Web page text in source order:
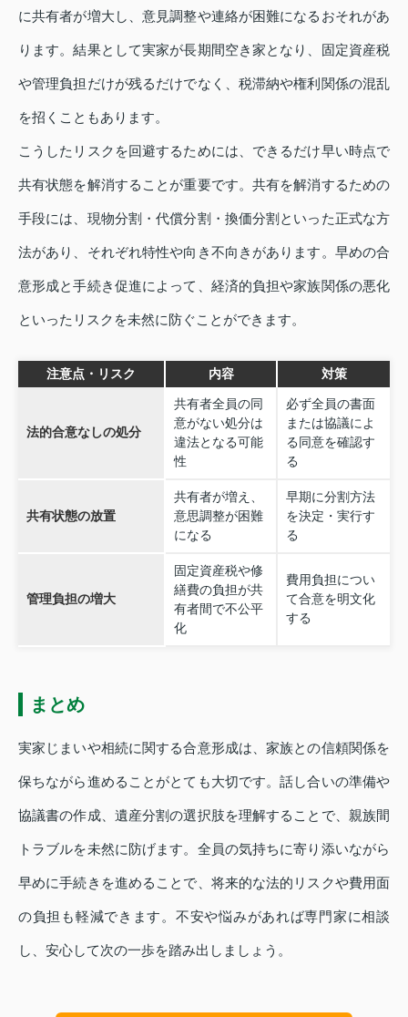
に共有者が増大し、意見調整や連絡が困難になるおそれがあ
ります。結果として実家が長期間空き家となり、固定資産税
や管理負担だけが残るだけでなく、税滞納や権利関係の混乱
を招くこともあります。
こうしたリスクを回避するためには、できるだけ早い時点で
共有状態を解消することが重要です。共有を解消するための
手段には、現物分割・代償分割・換価分割といった正式な方
法があり、それぞれ特性や向き不向きがあります。早めの合
意形成と手続き促進によって、経済的負担や家族関係の悪化
といったリスクを未然に防ぐことができます。
注意点・リスク 内容 対策
法的合意なしの処分
共有者全員の同
意がない処分は
違法となる可能
性
必ず全員の書面
または協議によ
る同意を確認す
る
共有状態の放置
共有者が増え、
意思調整が困難
になる
早期に分割方法
を決定・実行す
る
管理負担の増大
固定資産税や修
繕費の負担が共
有者間で不公平
化
費用負担につい
て合意を明文化
する
まとめ
実家じまいや相続に関する合意形成は、家族との信頼関係を
保ちながら進めることがとても大切です。話し合いの準備や
協議書の作成、遺産分割の選択肢を理解することで、親族間
トラブルを未然に防げます。全員の気持ちに寄り添いながら
早めに手続きを進めることで、将来的な法的リスクや費用面
の負担も軽減できます。不安や悩みがあれば専門家に相談
し、安心して次の一歩を踏み出しましょう。